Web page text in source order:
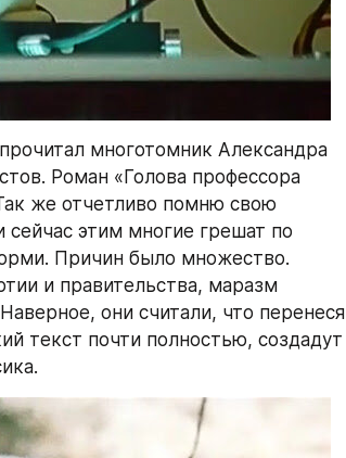
многотомник Александра
Роман «Голова профессора
же отчетливо помню свою
сейчас этим многие грешат по
Причин было множество.
и правительства, маразм
они считали, что перенеся
текст почти полностью, создадут